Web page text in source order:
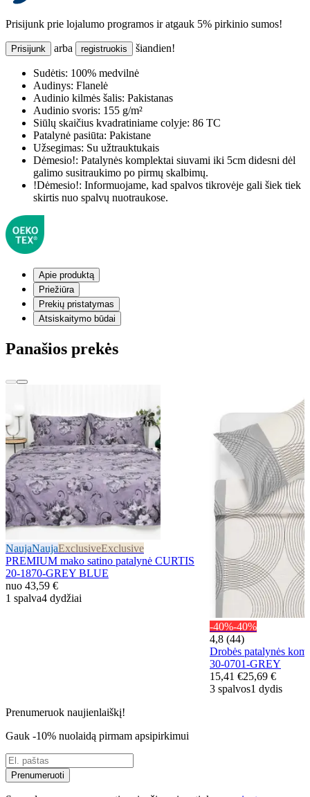
Prisijunk prie lojalumo programos ir atgauk 5% pirkinio sumos!
Prisijunk arba registruokis šiandien!
Sudėtis: 100% medvilnė
Audinys: Flanelė
Audinio kilmės šalis: Pakistanas
Audinio svoris: 155 g/m²
Siūlų skaičius kvadratiniame colyje: 86 TC
Patalynė pasiūta: Pakistane
Užsegimas: Su užtrauktukais
Dėmesio!: Patalynės komplektai siuvami iki 5cm didesni dėl
galimo susitraukimo po pirmų skalbimų.
!Dėmesio!: Informuojame, kad spalvos tikrovėje gali šiek tiek
skirtis nuo spalvų nuotraukose.
Apie produktą
Priežiūra
Prekių pristatymas
Atsiskaitymo būdai
Panašios prekės
NaujaNaujaExclusiveExclusive
PREMIUM mako satino patalynė CURTIS
20-1870-GREY BLUE
nuo 43,59 €
1 spalva4 dydžiai
-40%-40%
4,8 (44)
Drobės patalynės
30-0701-GREY
15,41 €25,69 €
3 spalvos1 dydis
Prenumeruok naujienlaiškį!
Gauk -10% nuolaidą pirmam apsipirkimui
Prenumeruoti